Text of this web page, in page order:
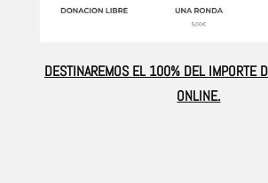
DESTINAREMOS EL 100% DEL IMPORTE
ONLINE.